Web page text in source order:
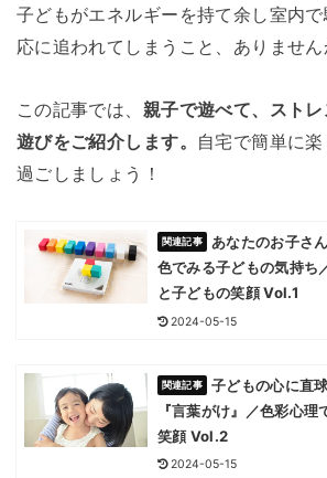
子どもがエネルギーを持て余し室内
応に追われてしまうこと、ありません
この記事では、 親子で遊べて、スト
遊びをご紹介します。 自宅で簡単に
過ごしましょう！
あなたのお子さ
色でみる子どもの気持ち
と子どもの笑顔 Vol.1
2024-05-15
子どもの心に直
『言葉がけ』／色彩心
笑顔 Vol.2
2024-05-15